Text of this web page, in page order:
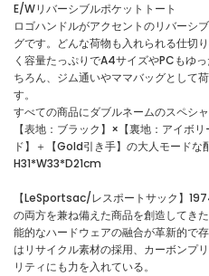
E/Wリバーシブルポケットトート
ロゴハンドルがアクセントのリバーシ
グです。どんな荷物も入れられる仕切
く容量たっぷりでA4サイズやPCもゆ
ちろん、ジム通いやママバッグとして
す。
すべての商品にダブルネームのスペシャ
【表地：ブラック】×【裏地：アイボ
ド】＋【Gold引き手】の大人モードな
H31*W33*D21cm
【LeSportsac/レスポートサック】
の両方を兼ね備えた商品を創造してき
能的なハードウェアの融合が革新的で
はリサイクル素材の採用、カーボンプ
リティにも力を入れている。